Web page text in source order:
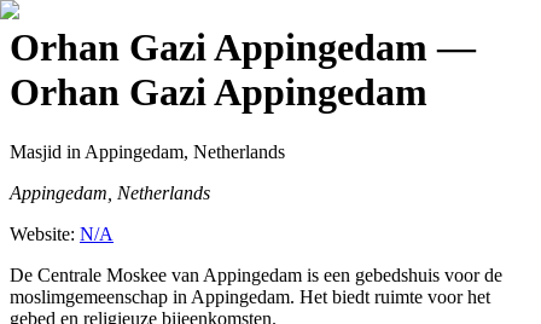
Orhan Gazi Appingedam—
Orhan Gazi Appingedam
Masjid in Appingedam, Netherlands
Appingedam, Netherlands
Website: N/A
De Centrale Moskee van Appingedam is een gebedshuis voor de
moslimgemeenschap in Appingedam. Het biedt ruimte voor het
gebed en religieuze bijeenkomsten.